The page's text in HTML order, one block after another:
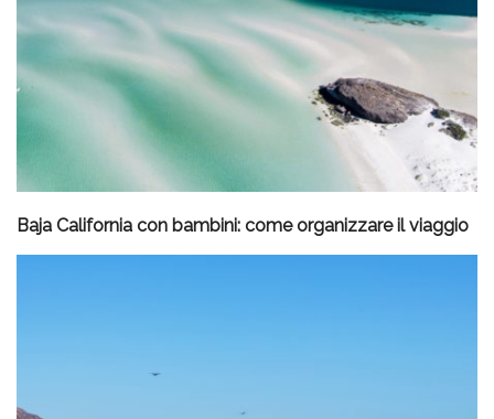
Baja California con bambini: come organizzare il viaggio